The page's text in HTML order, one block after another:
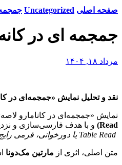
صفحه اصلی Uncategorized جمجمه
جمجمه ای در
مرداد ۱۸, ۱۴۰۴
نقد و تحلیل نمایش «جمجمه‌ای در
نمایش «جمجمه‌ای در کانامارو
Read) و با هدف فارسی‌سازی و
یا دورخوانی، فرمی
متن اصلی، اثری از مارتین مک‌دونا